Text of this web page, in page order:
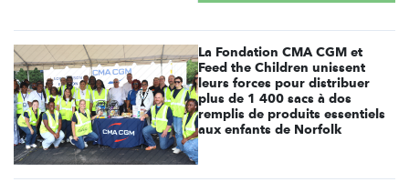
La Fondation CMA CGM et
Feed the Children unissent
leurs forces pour distribuer
plus de 1 400 sacs à dos
remplis de produits essentiels
aux enfants de Norfolk